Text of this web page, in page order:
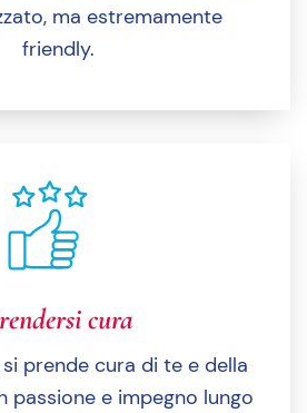
ma estremamente
friendly.
cura
prende cura di te e della
passione e impegno lungo